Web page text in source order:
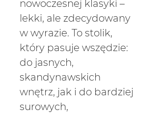
nowoczesnej klasyki –
lekki, ale zdecydowany
w wyrazie. To stolik,
który pasuje wszędzie:
do jasnych,
skandynawskich
wnętrz, jak i do bardziej
surowych,